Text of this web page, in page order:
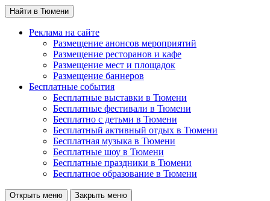
Найти в Тюмени
Реклама на сайте
Размещение анонсов мероприятий
Размещение ресторанов и кафе
Размещение мест и площадок
Размещение баннеров
Бесплатные события
Бесплатные выставки в Тюмени
Бесплатные фестивали в Тюмени
Бесплатно с детьми в Тюмени
Бесплатный активный отдых в Тюмени
Бесплатная музыка в Тюмени
Бесплатные шоу в Тюмени
Бесплатные праздники в Тюмени
Бесплатное образование в Тюмени
Открыть меню Закрыть меню